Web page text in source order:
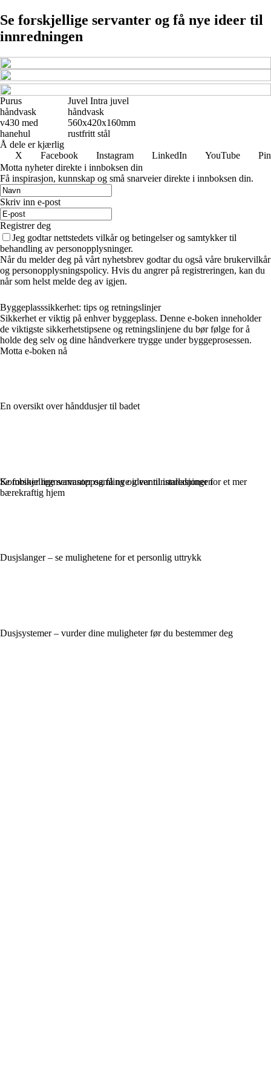
Se forskjellige servanter og få nye ideer til
innredningen
Purus
håndvask
v430 med
hanehul
Juvel Intra juvel
håndvask
560x420x160mm
rustfritt stål
Å dele er kjærlig
X
Facebook Instagram LinkedIn YouTube
Motta nyheter direkte i innboksen din
Få inspirasjon, kunnskap og små snarveier direkte i innboksen din.
Skriv inn e-post
Registrer deg
Jeg godtar nettstedets vilkår og betingelser og samtykker til
behandling av personopplysninger.
Når du melder deg på vårt nyhetsbrev godtar du også våre brukervilkår
og personopplysningspolicy. Hvis du angrer på registreringen, kan du
når som helst melde deg av igjen.
Byggeplasssikkerhet: tips og retningslinjer
Sikkerhet er viktig på enhver byggeplass. Denne e-boken inneholder
de viktigste sikkerhetstipsene og retningslinjene du bør følge for å
holde deg selv og dine håndverkere trygge under byggeprosessen.
Motta e-boken nå
En oversikt over hånddusjer til badet
Se forskjellige servanter og få nye ideer til innredningen
Dusjslanger – se mulighetene for et personlig uttrykk
Dusjsystemer – vurder dine muligheter før du bestemmer deg
Kombiner regnvannsoppsamling og vanninstallasjoner for et mer
bærekraftig hjem